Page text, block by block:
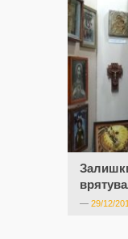
— 29/12/